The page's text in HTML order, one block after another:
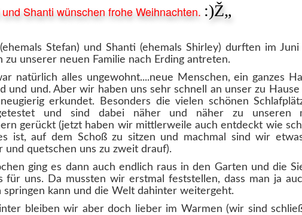
Shanti wünschen frohe Weihnachten. :)Ž„
Stefan) und Shanti (ehemals Shirley) durften im Juni
zu unserer neuen Familie nach Erding antreten.
natürlich alles ungewohnt....neue Menschen, ein ganzes
und und. Aber wir haben uns sehr schnell an unser zu
erkundet. Besonders die vielen schönen
und sind dabei näher und näher zu unseren
gerückt (jetzt haben wir mittlerweile auch entdeckt wie
ist, auf dem Schoß zu sitzen und machmal sind wir
und quetschen uns zu zweit drauf).
ging es dann auch endlich raus in den Garten und die
für uns. Da mussten wir erstmal feststellen, dass man ja
springen kann und die Welt dahinter weitergeht.
bleiben wir aber doch lieber im Warmen (wir sind